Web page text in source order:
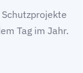
Tag im Jahr.